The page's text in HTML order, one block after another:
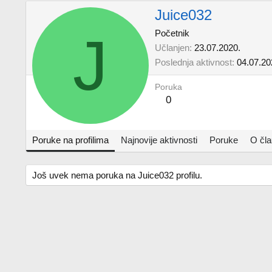
J
Juice032
Početnik
Učlanjen 23.07.2020.
Poslednja aktivnost
Poruka
0
Poruke na profilima Najnovije aktivnosti Poruke O
Još uvek nema poruka na Juice032 profilu.